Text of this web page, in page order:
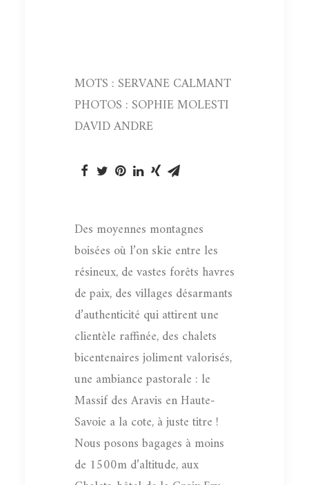
MOTS : SERVANE CALMANT
PHOTOS : SOPHIE MOLESTI
DAVID ANDRE
Des moyennes montagnes
boisées où l’on skie entre les
résineux, de vastes forêts havres
de paix, des villages désarmants
d’authenticité qui attirent une
clientèle raffinée, des chalets
bicentenaires joliment valorisés,
une ambiance pastorale : le
Massif des Aravis en Haute-
Savoie a la cote, à juste titre !
Nous posons bagages à moins
de 1500m d’altitude, aux